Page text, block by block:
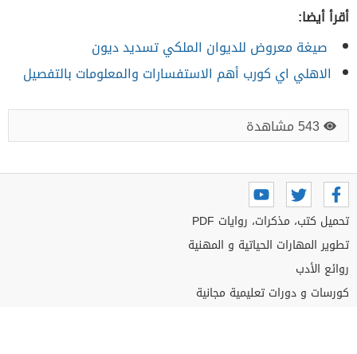
أقرأ أيضا:
صيغة معروض للديوان الملكي تسديد ديون
الاهلي اي كورب أهم الاستفسارات والمعلومات بالتفصيل
543 مشاهدة
تحميل كتب، مذكرات، روايات PDF
تطوير المهارات الحياتية و المهنية
روائع الأدب
كورسات و دورات تعليمية مجانية